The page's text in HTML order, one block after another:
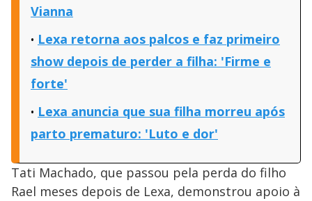
Vianna
Lexa retorna aos palcos e faz primeiro
show depois de perder a filha: 'Firme e
forte'
Lexa anuncia que sua filha morreu após
parto prematuro: 'Luto e dor'
Tati Machado, que passou pela perda do filho
Rael meses depois de Lexa, demonstrou apoio à